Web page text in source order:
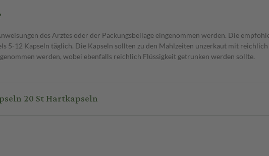
des Arztes oder der Packungsbeilage eingenommen werden. Die
5-12 Kapseln täglich. Die Kapseln sollten zu den Mahlzeiten unzerkaut mit
werden, wobei ebenfalls reichlich Flüssigkeit getrunken werden sollte.
20 St Hartkapseln